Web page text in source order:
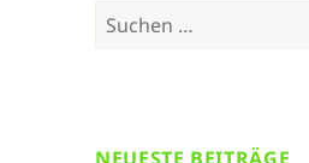
Suche
nach: